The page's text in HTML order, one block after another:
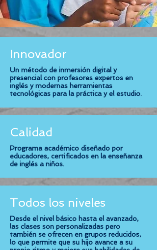
Innovador
Un método de inmersión digital y
presencial con profesores expertos en
inglés y modernas herramientas
tecnológicas para la práctica y el estudio.
Calidad
Programa académico diseñado por
educadores, certificados en la enseñanza
de inglés a niños.
Todos los niveles
Desde el nivel básico hasta el avanzado,
las clases son personalizadas pero
también se ofrecen en grupos reducidos,
lo que permite que su hijo avance a su